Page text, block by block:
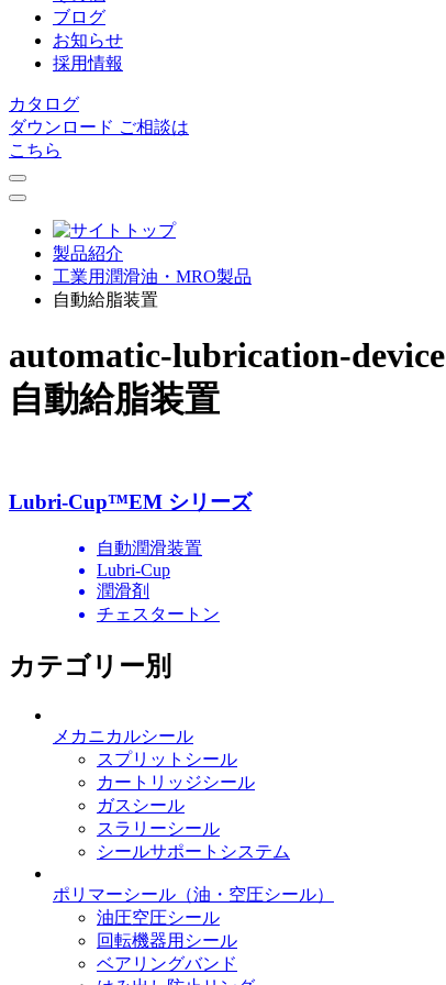
ブログ
お知らせ
採用情報
カタログ
ダウンロード ご相談は
こちら
製品紹介
⼯業⽤潤滑油・MRO製品
自動給脂装置
automatic-lubrication-device
自動給脂装置
Lubri-Cup™EM シリーズ
自動潤滑装置
Lubri-Cup
潤滑剤
チェスタートン
カテゴリー別
メカニカルシール
スプリットシール
カートリッジシール
ガスシール
スラリーシール
シールサポートシステム
ポリマーシール （油・空圧シール）
油圧空圧シール
回転機器用シール
ベアリングバンド